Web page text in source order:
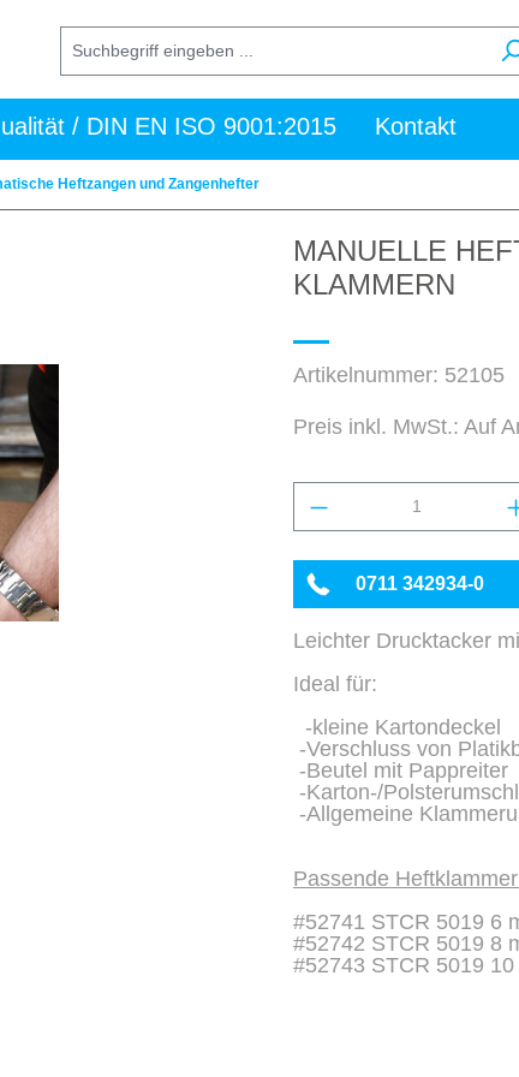
/ DIN EN ISO 9001:2015 Kontakt
Heftzangen und Zangenhefter
MANUELLE
KLAMMERN
Artikelnummer: 52105
Preis inkl. MwSt.: Auf
Produkt Anzahl:
0711 342934-0
Leichter Drucktacker
Ideal für:
-kleine Kartondeckel
-Verschluss von
-Beutel mit Pappreiter
-Karton-/
-Allgemeine
Passende
#52741 STCR 5019 6
#52742 STCR 5019 8
#52743 STCR 5019 10